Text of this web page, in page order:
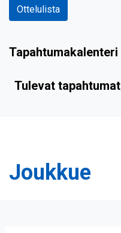
Ottelulista
Tapahtumakalenteri
Tulevat tapahtumat
Joukkue